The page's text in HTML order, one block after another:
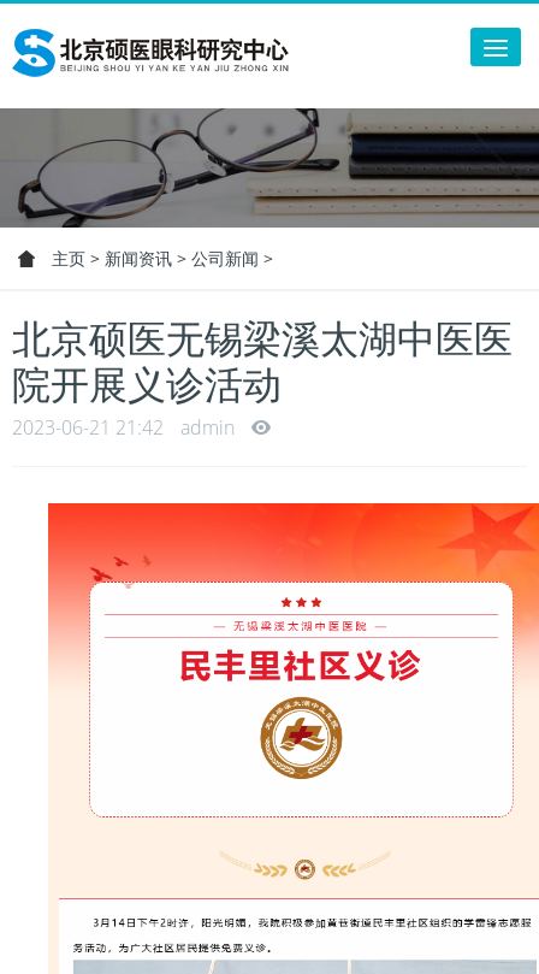
主页 > 新闻资讯 > 公司新闻 >
北京硕医无锡梁溪太湖中医医
院开展义诊活动
2023-06-21 21:42 admin